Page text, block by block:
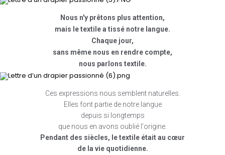
Nous n'y prêtons plus attention,
mais le textile a tissé notre langue.
Chaque jour,
sans même nous en rendre compte,
nous parlons textile.
Ces expressions nous semblent naturelles.
Elles font partie de notre langue
depuis si longtemps
que nous en avons oublié l'origine.
Pendant des siècles, le textile était au cœur
de la vie quotidienne.